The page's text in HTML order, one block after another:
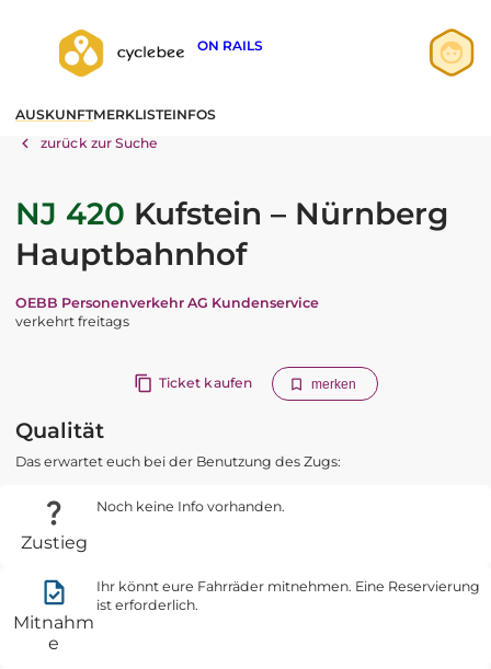
ON RAILS
AUSKUNFTMERKLISTEINFOS
zurück zur Suche
NJ 420 Kufstein – Nürnberg
Hauptbahnhof
OEBB Personenverkehr AG Kundenservice
verkehrt freitags
Ticket kaufen merken
Qualität
Das erwartet euch bei der Benutzung des Zugs:
Zustieg
Noch keine Info vorhanden.
Mitnahm
e
Ihr könnt eure Fahrräder mitnehmen. Eine Reservierung
ist erforderlich.